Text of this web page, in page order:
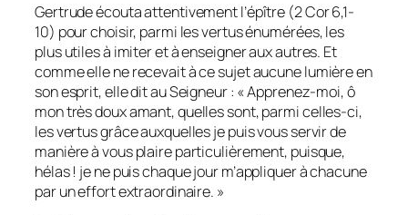
Gertrude écouta attentivement l’épître (2 Cor 6,1-
10) pour choisir, parmi les vertus énumérées, les
plus utiles à imiter et à enseigner aux autres. Et
comme elle ne recevait à ce sujet aucune lumière en
son esprit, elle dit au Seigneur : « Apprenez-moi, ô
mon très doux amant, quelles sont, parmi celles-ci,
les vertus grâce auxquelles je puis vous servir de
manière à vous plaire particulièrement, puisque,
hélas ! je ne puis chaque jour m’appliquer à chacune
par un effort extraordinaire. »